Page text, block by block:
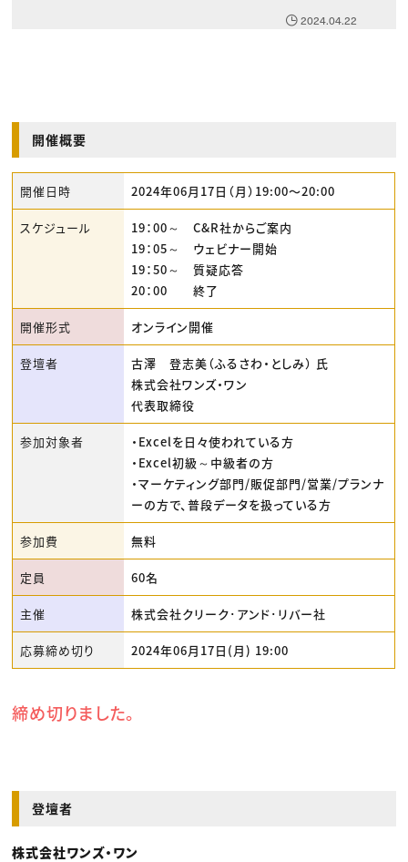
2024.04.22
開催概要
開催日時 2024年06月17日（月）19:00〜20:00
スケジュール
19：00～ C&R社からご案内
19：05～ ウェビナー開始
19：50～ 質疑応答
20：00 終了
開催形式 オンライン開催
登壇者
古澤 登志美（ふるさわ・としみ） 氏
株式会社ワンズ・ワン
代表取締役
参加対象者
・Excelを日々使われている方
・Excel初級～中級者の方
・マーケティング部門/販促部門/営業/プランナ
ーの方で、普段データを扱っている方
参加費 無料
定員 60名
主催 株式会社クリーク･アンド･リバー社
応募締め切り 2024年06月17日(月) 19:00
締め切りました。
登壇者
株式会社ワンズ・ワン